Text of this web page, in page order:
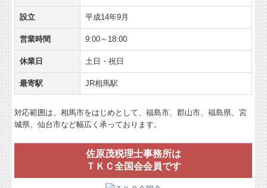
設立 平成14年9月
営業時間 9:00～18:00
休業日 土日・祝日
最寄駅 JR相馬駅
対応範囲は、相馬市をはじめとして、福島市、郡山市、福島県、宮
城県、仙台市など幅広く承っております。
佐原茂税理士事務所は
ＴＫＣ全国会会員です